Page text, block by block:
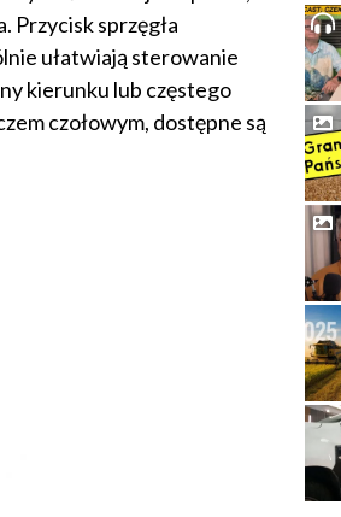
Przycisk sprzęgła
ułatwiają sterowanie
kierunku lub częstego
czołowym, dostępne są